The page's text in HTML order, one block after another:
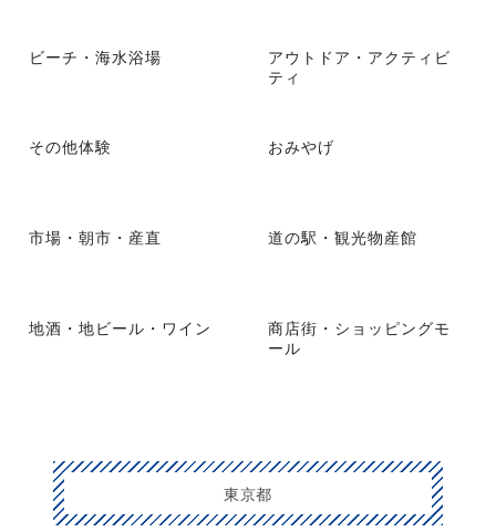
ビーチ・海水浴場
アウトドア・アクティビ
ティ
その他体験 おみやげ
市場・朝市・産直 道の駅・観光物産館
地酒・地ビール・ワイン
商店街・ショッピングモ
ール
東京都